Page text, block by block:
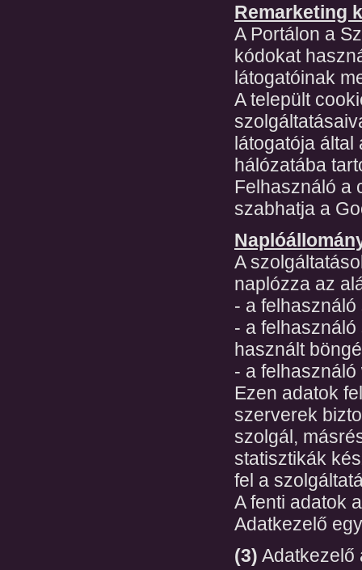
Remarketing
A Portálon a
kódokat
látogatóinak
A települt
látogatója által
hálózatába
Felhasználó a
szabhatja a
A
naplózza az
- a
- a
használt
- a
Ezen adatok
szerverek
szolgál,
statisztikák
fel a
A fenti adatok
Adatkezelő
(3) Adatkezelő